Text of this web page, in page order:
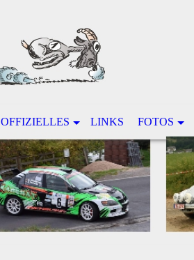
OFFIZIELLES LINKS FOTOS